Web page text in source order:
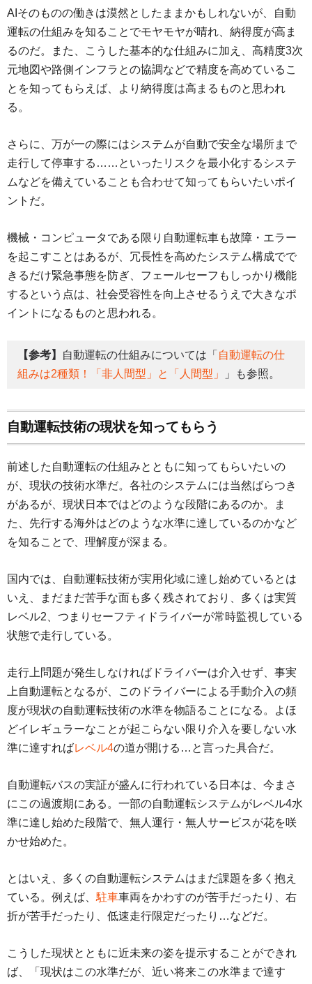
AIそのものの働きは漠然としたままかもしれないが、自動
運転の仕組みを知ることでモヤモヤが晴れ、納得度が高ま
るのだ。また、こうした基本的な仕組みに加え、高精度3次
元地図や路側インフラとの協調などで精度を高めているこ
とを知ってもらえば、より納得度は高まるものと思われ
る。
さらに、万が一の際にはシステムが自動で安全な場所まで
走行して停車する……といったリスクを最小化するシステ
ムなどを備えていることも合わせて知ってもらいたいポイ
ントだ。
機械・コンピュータである限り自動運転車も故障・エラー
を起こすことはあるが、冗長性を高めたシステム構成でで
きるだけ緊急事態を防ぎ、フェールセーフもしっかり機能
するという点は、社会受容性を向上させるうえで大きなポ
イントになるものと思われる。
【参考】 自動運転の仕組みについては「 自動運転の仕
組みは2種類！「非人間型」と「人間型」
」も参照。
自動運転技術の現状を知ってもらう
前述した自動運転の仕組みとともに知ってもらいたいの
が、現状の技術水準だ。各社のシステムには当然ばらつき
があるが、現状日本ではどのような段階にあるのか。ま
た、先行する海外はどのような水準に達しているのかなど
を知ることで、理解度が深まる。
国内では、自動運転技術が実用化域に達し始めているとは
いえ、まだまだ苦手な面も多く残されており、多くは実質
レベル2、つまりセーフティドライバーが常時監視している
状態で走行している。
走行上問題が発生しなければドライバーは介入せず、事実
上自動運転となるが、このドライバーによる手動介入の頻
度が現状の自動運転技術の水準を物語ることになる。よほ
どイレギュラーなことが起こらない限り介入を要しない水
準に達すればレベル4の道が開ける…と言った具合だ。
自動運転バスの実証が盛んに行われている日本は、今まさ
にこの過渡期にある。一部の自動運転システムがレベル4水
準に達し始めた段階で、無人運行・無人サービスが花を咲
かせ始めた。
とはいえ、多くの自動運転システムはまだ課題を多く抱え
ている。例えば、 駐車車両をかわすのが苦手だったり、右
折が苦手だったり、低速走行限定だったり…などだ。
こうした現状とともに近未来の姿を提示することができれ
ば、「現状はこの水準だが、近い将来この水準まで達す